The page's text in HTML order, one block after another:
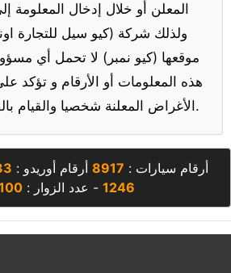
المعلن أو خلال إدخال المعلومة
ولذلك شركة (كيو سيل للتجارة
موقعها (كيو نمبر) لا تحمل أي
هذه المعلومات أو الأرقام و تؤكد
الأغراض المعلنة شخصيا والقيام بالفحص قبل الشراء.
أرقام سيارات : 8917 أرقام أوريدو :
1246 - عدد الزوار :